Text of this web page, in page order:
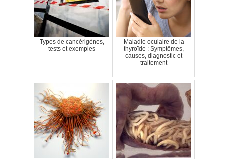
Types de cancérigènes,
tests et exemples
Maladie oculaire de la
thyroïde : Symptômes,
causes, diagnostic et
traitement